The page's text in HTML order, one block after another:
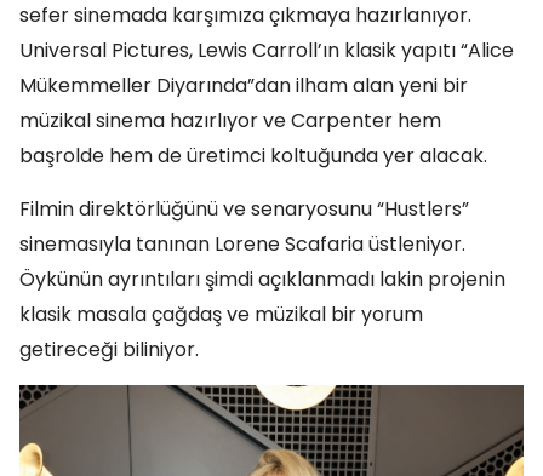
sefer sinemada karşımıza çıkmaya hazırlanıyor.
Universal Pictures, Lewis Carroll’ın klasik yapıtı “Alice
Mükemmeller Diyarında”dan ilham alan yeni bir
müzikal sinema hazırlıyor ve Carpenter hem
başrolde hem de üretimci koltuğunda yer alacak.
Filmin direktörlüğünü ve senaryosunu “Hustlers”
sinemasıyla tanınan Lorene Scafaria üstleniyor.
Öykünün ayrıntıları şimdi açıklanmadı lakin projenin
klasik masala çağdaş ve müzikal bir yorum
getireceği biliniyor.